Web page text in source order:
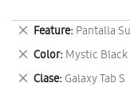
Feature Pantalla
Eliminar
este
artículo
Color Mystic Black
Eliminar
este
artículo
Clase Galaxy Tab S
Eliminar